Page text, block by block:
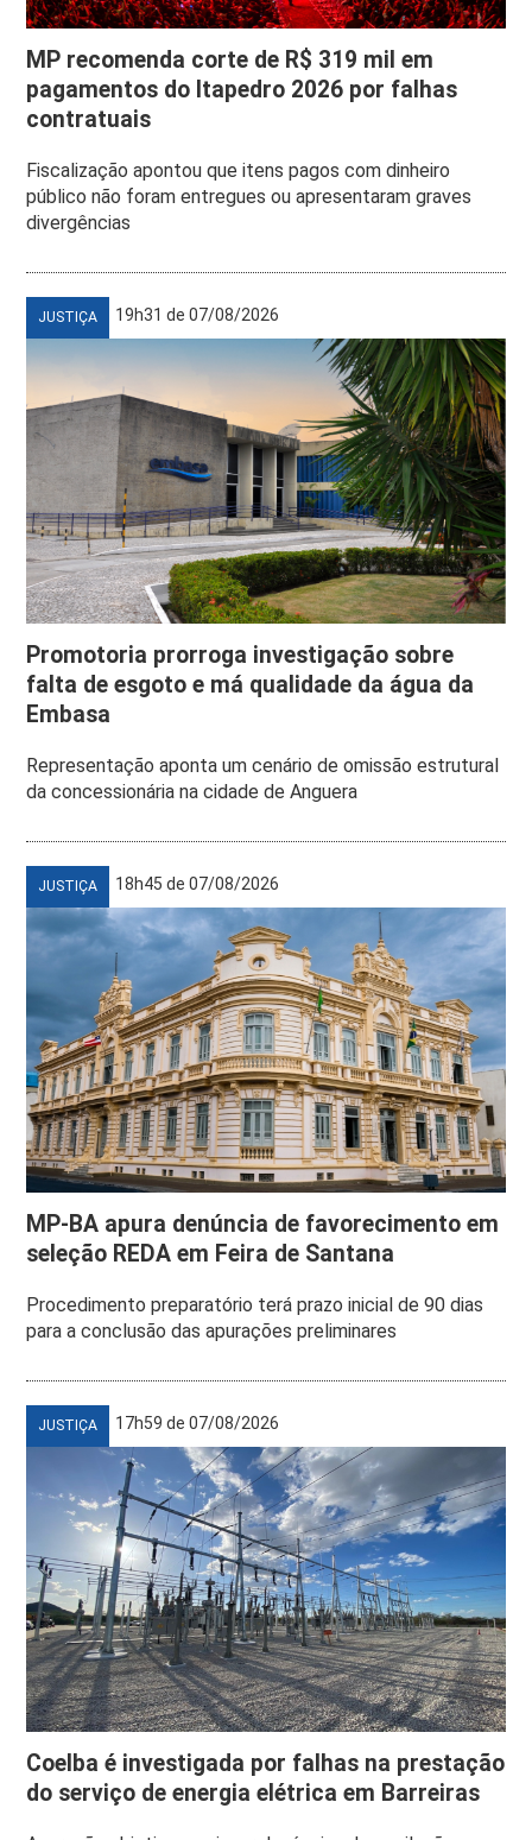
MP recomenda corte de R$ 319 mil em
pagamentos do Itapedro 2026 por falhas
contratuais
Fiscalização apontou que itens pagos com dinheiro
público não foram entregues ou apresentaram graves
divergências
JUSTIÇA 19h31 de 07/08/2026
Promotoria prorroga investigação sobre
falta de esgoto e má qualidade da água da
Embasa
Representação aponta um cenário de omissão estrutural
da concessionária na cidade de Anguera
JUSTIÇA 18h45 de 07/08/2026
MP-BA apura denúncia de favorecimento em
seleção REDA em Feira de Santana
Procedimento preparatório terá prazo inicial de 90 dias
para a conclusão das apurações preliminares
JUSTIÇA 17h59 de 07/08/2026
Coelba é investigada por falhas na prestação
do serviço de energia elétrica em Barreiras